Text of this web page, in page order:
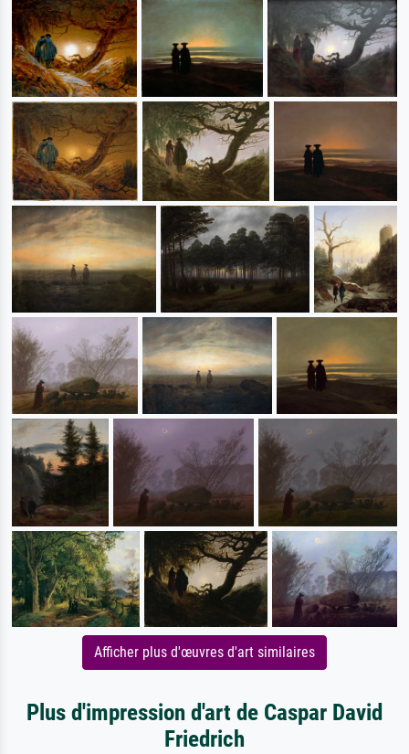
Afficher plus d'œuvres d'art similaires
Plus d'impression d'art de Caspar David
Friedrich